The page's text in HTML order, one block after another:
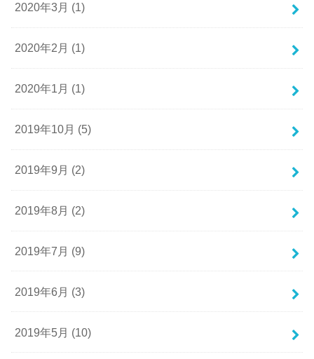
2020年3月 (1)
2020年2月 (1)
2020年1月 (1)
2019年10月 (5)
2019年9月 (2)
2019年8月 (2)
2019年7月 (9)
2019年6月 (3)
2019年5月 (10)